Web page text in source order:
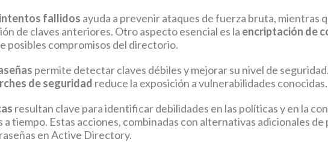
fallidos ayuda a prevenir ataques de fuerza bruta, mientras
de claves anteriores. Otro aspecto esencial es la encriptación de
posibles compromisos del directorio.
permite detectar claves débiles y mejorar su nivel de
de seguridad reduce la exposición a vulnerabilidades conocidas.
resultan clave para identificar debilidades en las políticas y en la
tiempo. Estas acciones, combinadas con alternativas adicionales
en Active Directory.